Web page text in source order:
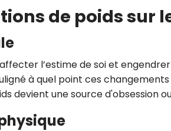
de poids sur
l’estime de soi et
à quel point ces
devient une source d'obsession